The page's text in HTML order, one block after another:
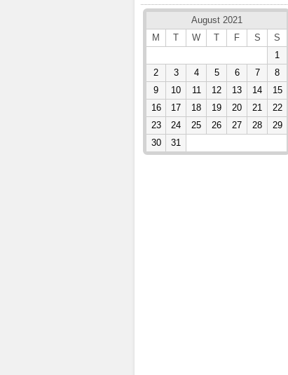
August 2021
M
T W T F S
S
1
2
3 4 5 6 7
8
9
10 11 12 13 14
15
16
17 18 19 20 21
22
23
24 25 26 27 28
29
30
31